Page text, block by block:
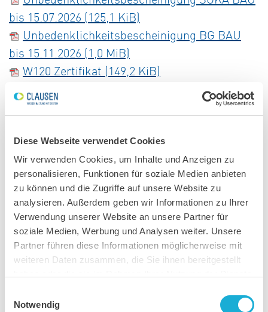
Diese Webseite verwendet Cookies
Wir verwenden Cookies, um Inhalte und Anzeigen zu
personalisieren, Funktionen für soziale Medien anbieten
zu können und die Zugriffe auf unsere Website zu
analysieren. Außerdem geben wir Informationen zu Ihrer
Verwendung unserer Website an unsere Partner für
soziale Medien, Werbung und Analysen weiter. Unsere
Partner führen diese Informationen möglicherweise mit
weiteren Daten zusammen, die Sie ihnen bereitgestellt
Notwendig
bis 15.07.2026 (125,1 KiB)
Unbedenklichkeitsbescheinigung BG BAU
bis 15.11.2026 (1,0 MiB)
W120 Zertifikat (149,2 KiB)
Präqualifikation
Datenschutzerklärung
Wie können wir Ihnen helfen?
Rufen Sie uns an oder schreiben Sie uns